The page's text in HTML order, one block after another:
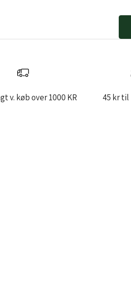
v. køb over 1000 KR 45 kr til